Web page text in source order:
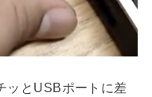
ッとUSBポートに差